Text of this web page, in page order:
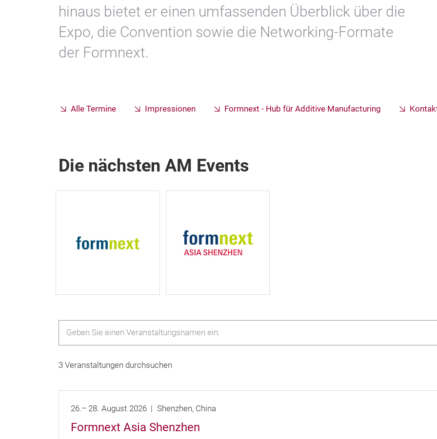
hinaus bietet er einen umfassenden Überblick über die
Expo, die Convention sowie die Networking-Formate
der Formnext.
Alle Termine Impressionen Formnext - Hub für Additive Manufacturing
Die nächsten AM Events
3 Veranstaltungen durchsuchen
26.– 28. August 2026 Shenzhen China
Formnext Asia Shenzhen